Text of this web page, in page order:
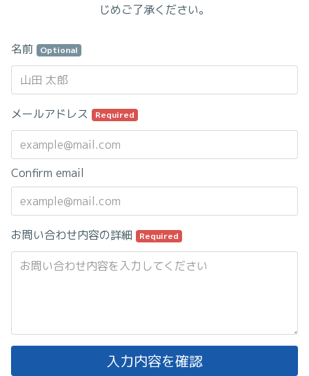
じめご了承ください。
名前 Optional
メールアドレス Required
Confirm email
お問い合わせ内容の詳細 Required
入力内容を確認